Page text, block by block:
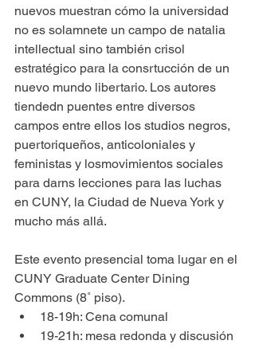
nuevos muestran cómo la universidad
no es solamnete un campo de natalia
intellectual sino también crisol
estratégico para la consrtucción de un
nuevo mundo libertario. Los autores
tiendedn puentes entre diversos
campos entre ellos los studios negros,
puertoriqueños, anticoloniales y
feministas y losmovimientos sociales
para darns lecciones para las luchas
en CUNY, la Ciudad de Nueva York y
mucho más allá.
Este evento presencial toma lugar en el
CUNY Graduate Center Dining
Commons (8˚ piso).
18-19h: Cena comunal
19-21h: mesa redonda y discusión